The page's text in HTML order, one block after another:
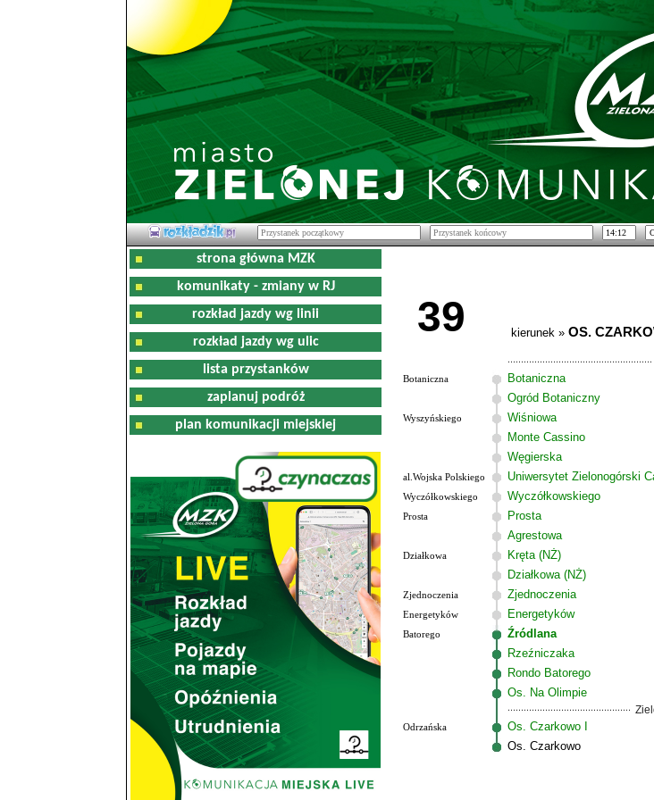
strona główna MZK
komunikaty - zmiany w RJ
rozkład jazdy wg linii
rozkład jazdy wg ulic
lista przystanków
zaplanuj podróż
plan komunikacji miejskiej
39 kierunek » OS.
Botaniczna Botaniczna
Ogród Botaniczny
Wyszyńskiego Wiśniowa
Monte Cassino
Węgierska
al.Wojska Polskiego Uniwersytet Zielonogórski
Wyczółkowskiego Wyczółkowskiego
Prosta Prosta
Agrestowa
Działkowa Kręta (NŻ)
Działkowa (NŻ)
Zjednoczenia Zjednoczenia
Energetyków Energetyków
Batorego Źródlana
Rzeźniczaka
Rondo Batorego
Os. Na Olimpie
Odrzańska Os. Czarkowo I
Os. Czarkowo